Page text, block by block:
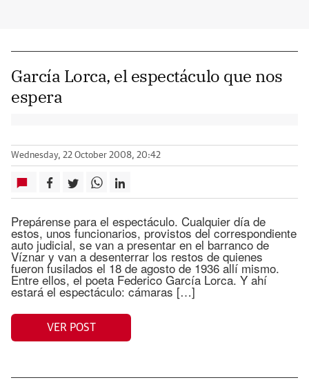
García Lorca, el espectáculo que nos
espera
Wednesday, 22 October 2008, 20:42
Prepárense para el espectáculo. Cualquier día de
estos, unos funcionarios, provistos del correspondiente
auto judicial, se van a presentar en el barranco de
Víznar y van a desenterrar los restos de quienes
fueron fusilados el 18 de agosto de 1936 allí mismo.
Entre ellos, el poeta Federico García Lorca. Y ahí
estará el espectáculo: cámaras […]
VER POST